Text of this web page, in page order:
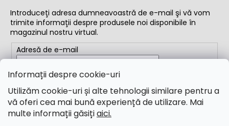
Informații despre cookie-uri
Utilizăm cookie-uri și alte tehnologii similare pentru a
vă oferi cea mai bună experiență de utilizare. Mai
multe informații găsițiaici.
Introduceţi adresa dumneavoastră de e-mail şi vă vom
trimite informaţii despre produsele noi disponibile în
magazinul nostru virtual.
Adresă de e-mail
Completând adresa de e-mail, acceptați
condițiile
ABONARE